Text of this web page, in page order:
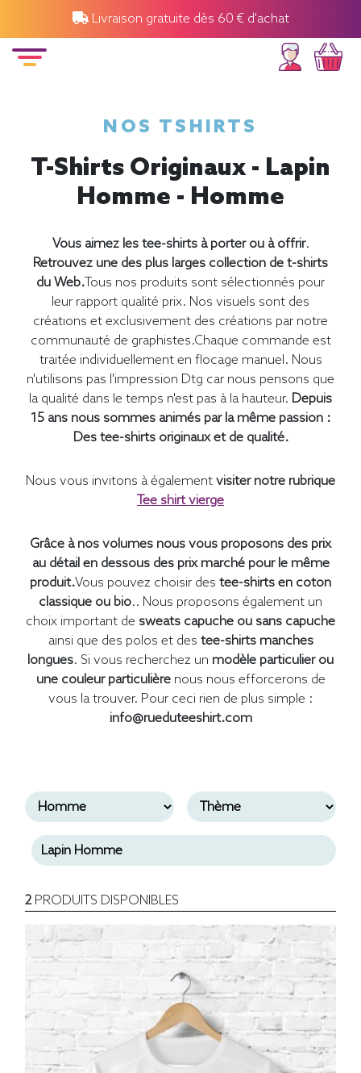
Livraison gratuite dès 60 € d'achat
NOS TSHIRTS
T-Shirts Originaux - Lapin
Homme - Homme
Vous aimez les tee-shirts à porter ou à offrir.
Retrouvez une des plus larges collection de t-shirts
du Web.Tous nos produits sont sélectionnés pour
leur rapport qualité prix. Nos visuels sont des
créations et exclusivement des créations par notre
communauté de graphistes.Chaque commande est
traitée individuellement en flocage manuel. Nous
n'utilisons pas l'impression Dtg car nous pensons que
la qualité dans le temps n'est pas à la hauteur. Depuis
15 ans nous sommes animés par la même passion :
Des tee-shirts originaux et de qualité.
Nous vous invitons à également visiter notre rubrique
Tee shirt vierge
Grâce à nos volumes nous vous proposons des prix
au détail en dessous des prix marché pour le même
produit.Vous pouvez choisir des tee-shirts en coton
classique ou bio.. Nous proposons également un
choix important de sweats capuche ou sans capuche
ainsi que des polos et des tee-shirts manches
longues. Si vous recherchez un modèle particulier ou
une couleur particulièrenous nous efforcerons de
vous la trouver. Pour ceci rien de plus simple :
info@rueduteeshirt.com
2PRODUITS DISPONIBLES